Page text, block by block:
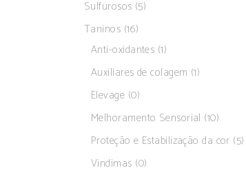
Sulfurosos (5)
Taninos (16)
Anti-oxidantes (1)
Auxiliares de colagem (1)
Elevage (0)
Melhoramento Sensorial (10)
Proteção e Estabilização da cor (5)
Vindimas (0)